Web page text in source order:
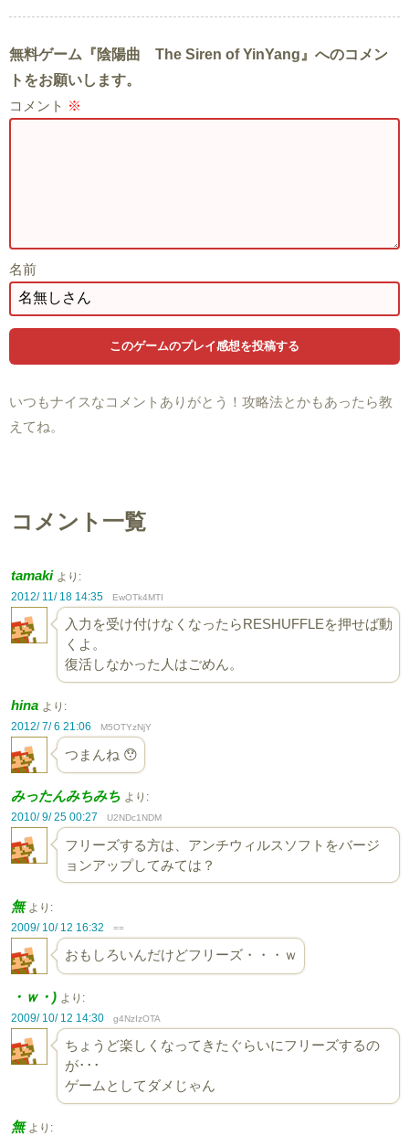
無料ゲーム『陰陽曲 The Siren of YinYang』へのコメン
トをお願いします。
コメント ※
名前
いつもナイスなコメントありがとう！攻略法とかもあったら教
えてね。
コメント一覧
tamaki より:
2012/ 11/ 18 14:35
EwOTk4MTI
入力を受け付けなくなったらRESHUFFLEを押せば動
くよ。
復活しなかった人はごめん。
hina より:
2012/ 7/ 6 21:06
M5OTYzNjY
つまんね 😯
みったんみちみち より:
2010/ 9/ 25 00:27
U2NDc1NDM
フリーズする方は、アンチウィルスソフトをバージ
ョンアップしてみては？
無 より:
2009/ 10/ 12 16:32
==
おもしろいんだけどフリーズ・・・ｗ
・ｗ・) より:
2009/ 10/ 12 14:30
g4NzIzOTA
ちょうど楽しくなってきたぐらいにフリーズするの
が･･･
ゲームとしてダメじゃん
無 より: